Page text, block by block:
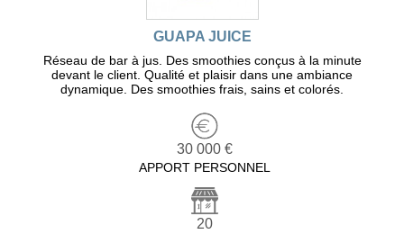
GUAPA JUICE
Réseau de bar à jus. Des smoothies conçus à la minute
devant le client. Qualité et plaisir dans une ambiance
dynamique. Des smoothies frais, sains et colorés.
30 000 €
APPORT PERSONNEL
20